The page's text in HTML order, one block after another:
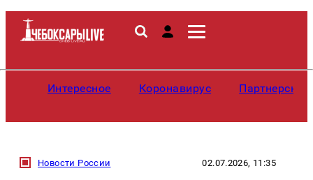
Интересное Коронавирус
Новости России 02.07.2026, 11:35